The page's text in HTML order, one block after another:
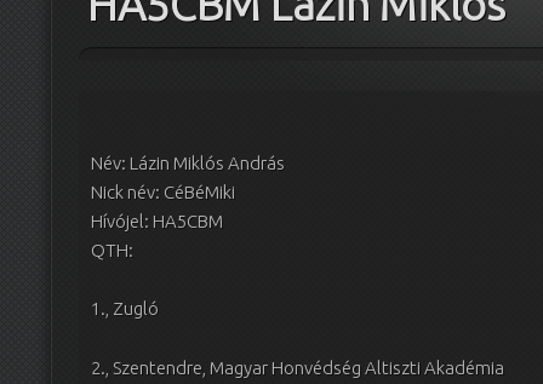
Név: Lázin Miklós András
Nick név: CéBéMiki
Hívójel: HA5CBM
QTH:
1., Zugló
2., Szentendre, Magyar Honvédség Altiszti Akadémia